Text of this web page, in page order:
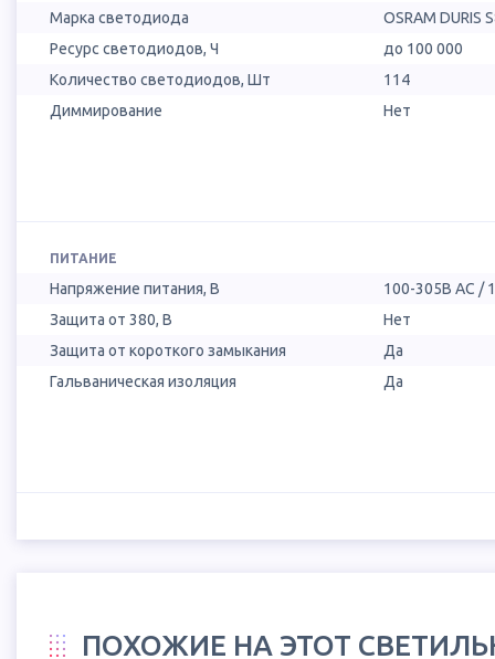
Марка светодиода
OSRAM DURIS
Ресурс светодиодов, Ч
до 100 000
Количество светодиодов, Шт
114
Диммирование
Нет
ПИТАНИЕ
Напряжение питания, В
100-305В AC /
Защита от 380, В
Нет
Защита от короткого замыкания
Да
Гальваническая изоляция
Да
ПОХОЖИЕ НА ЭТОТ